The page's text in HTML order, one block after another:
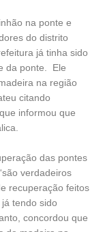
na ponte e
do distrito
já tinha sido
da ponte. Ele
na região
citando
informou que
das pontes
verdadeiros
recuperação feitos
tendo sido
concordou que